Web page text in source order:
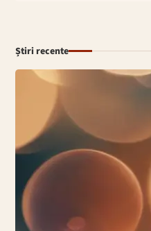
Știri recente